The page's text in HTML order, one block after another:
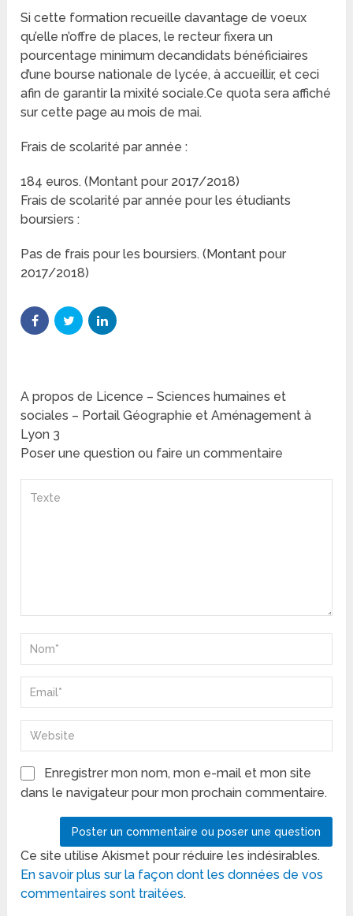
Si cette formation recueille davantage de voeux
qu’elle n’offre de places, le recteur fixera un
pourcentage minimum decandidats bénéficiaires
d’une bourse nationale de lycée, à accueillir, et ceci
afin de garantir la mixité sociale.Ce quota sera affiché
sur cette page au mois de mai.
Frais de scolarité par année :
184 euros. (Montant pour 2017/2018)
Frais de scolarité par année pour les étudiants
boursiers :
Pas de frais pour les boursiers. (Montant pour
2017/2018)
A propos de Licence – Sciences humaines et
sociales – Portail Géographie et Aménagement à
Lyon 3
Poser une question ou faire un commentaire
Enregistrer mon nom, mon e-mail et mon site
dans le navigateur pour mon prochain commentaire.
Ce site utilise Akismet pour réduire les indésirables.
En savoir plus sur la façon dont les données de vos
commentaires sont traitées.